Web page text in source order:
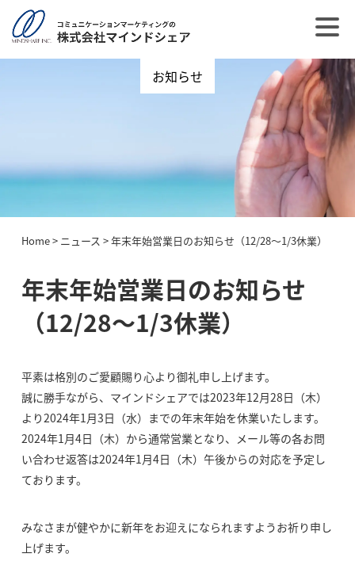
お知らせ
Home> ニュース >年末年始営業日のお知らせ（12/28〜1/3休業）
年末年始営業日のお知らせ
（12/28〜1/3休業）
平素は格別のご愛顧賜り心より御礼申し上げます。
誠に勝手ながら、マインドシェアでは2023年12月28日（木）
より2024年1月3日（水）までの年末年始を休業いたします。
2024年1月4日（木）から通常営業となり、メール等の各お問
い合わせ返答は2024年1月4日（木）午後からの対応を予定し
ております。
みなさまが健やかに新年をお迎えになられますようお祈り申し
上げます。